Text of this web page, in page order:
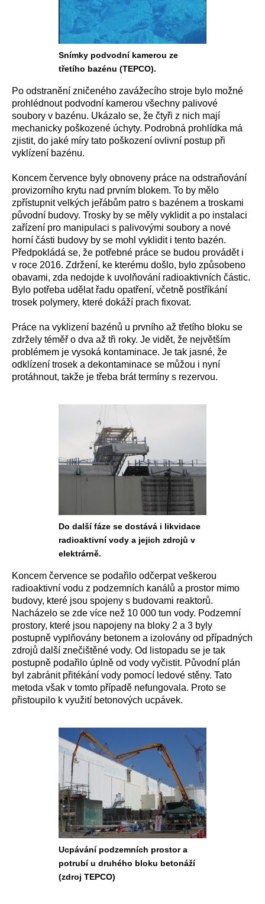
Snímky podvodní kamerou ze
třetího bazénu (TEPCO).
Po odstranění zničeného zavážecího stroje bylo možné
prohlédnout podvodní kamerou všechny palivové
soubory v bazénu. Ukázalo se, že čtyři z nich mají
mechanicky poškozené úchyty. Podrobná prohlídka má
zjistit, do jaké míry tato poškození ovlivní postup při
vyklízení bazénu.
Koncem července byly obnoveny práce na odstraňování
provizorního krytu nad prvním blokem. To by mělo
zpřístupnit velkých jeřábům patro s bazénem a troskami
původní budovy. Trosky by se měly vyklidit a po instalaci
zařízení pro manipulaci s palivovými soubory a nové
horní části budovy by se mohl vyklidit i tento bazén.
Předpokládá se, že potřebné práce se budou provádět i
v roce 2016. Zdržení, ke kterému došlo, bylo způsobeno
obavami, zda nedojde k uvolňování radioaktivních částic.
Bylo potřeba udělat řadu opatření, včetně postříkání
trosek polymery, které dokáží prach fixovat.
Práce na vyklizení bazénů u prvního až třetího bloku se
zdržely téměř o dva až tři roky. Je vidět, že největším
problémem je vysoká kontaminace. Je tak jasné, že
odklízení trosek a dekontaminace se můžou i nyní
protáhnout, takže je třeba brát termíny s rezervou.
Do další fáze se dostává i likvidace
radioaktivní vody a jejich zdrojů v
elektrárně.
Koncem července se podařilo odčerpat veškerou
radioaktivní vodu z podzemních kanálů a prostor mimo
budovy, které jsou spojeny s budovami reaktorů.
Nacházelo se zde více než 10 000 tun vody. Podzemní
prostory, které jsou napojeny na bloky 2 a 3 byly
postupně vyplňovány betonem a izolovány od případných
zdrojů další znečištěné vody. Od listopadu se je tak
postupně podařilo úplně od vody vyčistit. Původní plán
byl zabránit přitékání vody pomocí ledové stěny. Tato
metoda však v tomto případě nefungovala. Proto se
přistoupilo k využití betonových ucpávek.
Ucpávání podzemních prostor a
potrubí u druhého bloku betonáží
(zdroj TEPCO)